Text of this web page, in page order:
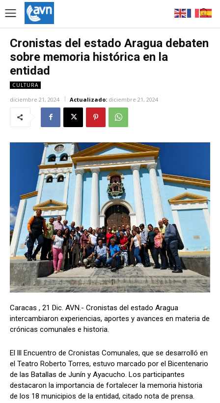
Cronistas del estado Aragua debaten
sobre memoria histórica en la
entidad
CULTURA
diciembre 21, 2024 Actualizado: diciembre 21, 2024
Caracas , 21 Dic. AVN.- Cronistas del estado Aragua
intercambiaron experiencias, aportes y avances en materia de
crónicas comunales e historia.
El lll Encuentro de Cronistas Comunales, que se desarrolló en
el Teatro Roberto Torres, estuvo marcado por el Bicentenario
de las Batallas de Junín y Ayacucho. Los participantes
destacaron la importancia de fortalecer la memoria historia
de los 18 municipios de la entidad, citado nota de prensa.